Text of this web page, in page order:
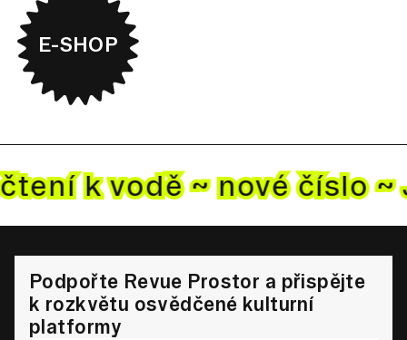
E-SHOP
čtení k vodě ~ novéčíslo ~
Podpořte Revue Prostor a přispějte
k rozkvětu osvědčené kulturní
platformy